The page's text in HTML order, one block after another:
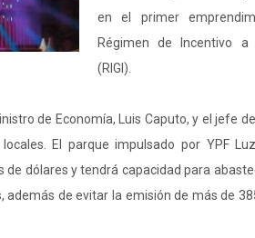
en el primer
Régimen de Incentivo a
(RIGI).
de Economía, Luis Caputo, y el jefe
El parque impulsado por YPF
de dólares y tendrá capacidad para
además de evitar la emisión de más de